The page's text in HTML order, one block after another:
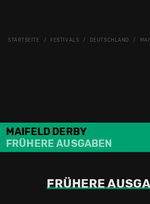
STARTSEITE FESTIVALS DEUTSCHLAND
MAIFELD DERBY
FRÜHERE AUSGABEN
FRÜHERE